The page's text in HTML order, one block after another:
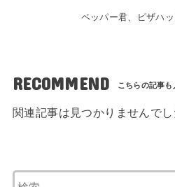
ペッパー君、ピザハ
RECOMMEND
関連記事は見つかりませんでし